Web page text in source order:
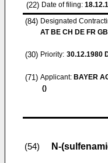
(22) Date of filing:
(84) Designated
AT BE CH DE FR
(30) Priority: 30.12.1980
(71) Applicant: BAYER
()
(54) N-